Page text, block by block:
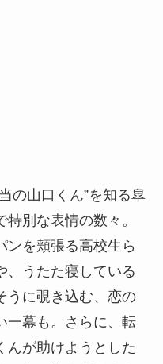
の山口くん”を知る皐
別な表情の数々。
ンを頬張る高校生ら
、うたた寝している
うに覗き込む、恋の
一幕も。さらに、転
んが助けようとした